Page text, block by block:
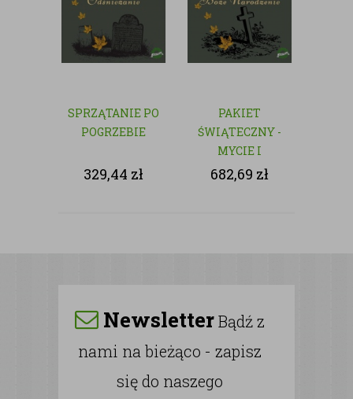
SPRZĄTANIE PO
POGRZEBIE
329,44 zł
PAKIET
ŚWIĄTECZNY -
MYCIE I
CZYSZCZENIE
682,69 zł
NewsletterBądź z
nami na bieżąco - zapisz
się do naszego